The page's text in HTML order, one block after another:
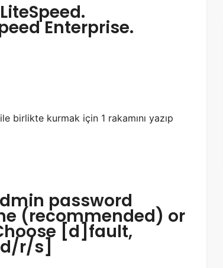
Enterprise.
birlikte kurmak için 1 rakamını yazıp
password
(recommended) or
[d]fault,
r/s]